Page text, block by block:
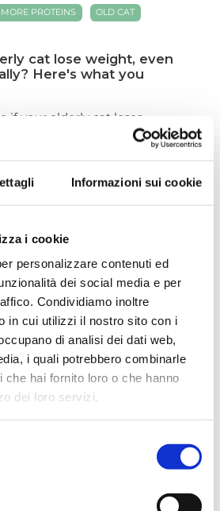
Informazioni sui cookie
i cookie
personalizzare contenuti ed
dei social media e per
Condividiamo inoltre
in cui utilizzi il nostro sito con i
di analisi dei dati web,
i quali potrebbero combinarle
che hai fornito loro o che hanno
dei loro servizi.
MORE PROTEINS OLD CAT
cat lose weight, even
Here's what you
if your elderly cat loses
normally.
drink so much? When
to do
a lot? We explain why this
HYDRATION
should NOT eat